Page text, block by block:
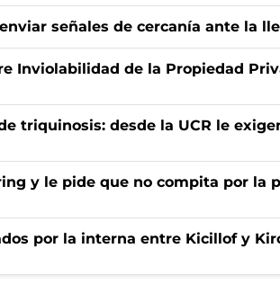
señales de cercanía ante la
Inviolabilidad de la Propiedad
triquinosis: desde la UCR le
y le pide que no compita por la
por la interna entre Kicillof y